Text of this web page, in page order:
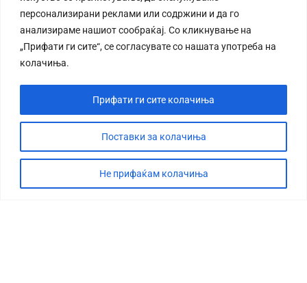
персонализирани реклами или содржини и да го
анализираме нашиот сообраќај. Со кликнување на
„Прифати ги сите“, се согласувате со нашата употреба на
колачиња.
Поставки за колачиња
Не прифаќам колачиња
Прифати ги сите колачиња